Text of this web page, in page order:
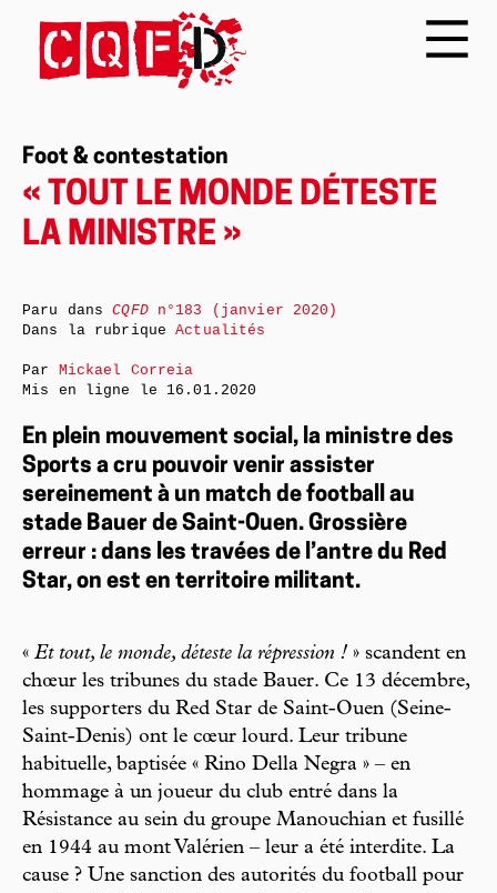
Foot & contestation
« TOUT LE MONDE DÉTESTE
LA MINISTRE »
En plein mouvement social, la ministre des
Sports a cru pouvoir venir assister
sereinement à un match de football au
stade Bauer de Saint-Ouen. Grossière
erreur : dans les travées de l’antre du Red
Star, on est en territoire militant.
« Et tout, le monde, déteste la répression ! » scandent en
chœur les tribunes du stade Bauer. Ce 13 décembre,
les supporters du Red Star de Saint-Ouen (Seine-
Saint-Denis) ont le cœur lourd. Leur tribune
habituelle, baptisée « Rino Della Negra » – en
hommage à un joueur du club entré dans la
Résistance au sein du groupe Manouchian et fusillé
en 1944 au mont Valérien – leur a été interdite. La
cause ? Une sanction des autorités du football pour
Paru dansCQFDn°183 (janvier 2020)
Dans la rubriqueActualités
Par Mickael Correia
Mis en ligne le 16.01.2020